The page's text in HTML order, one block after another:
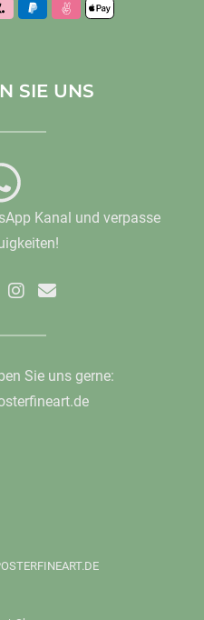
SIE UNS
Kanal und verpasse
Sie uns gerne: